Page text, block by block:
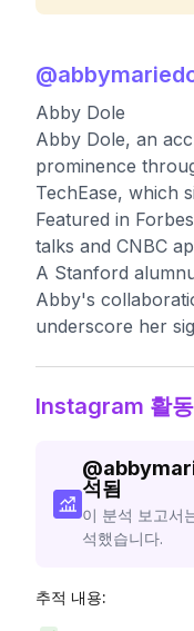
@
Abby Dole
Abby Dole, an
prominence
TechEase, which
Featured in
talks and CNBC
A Stanford
Abby's
underscore her
Instagram 활
@
석됨
이 분석 보고서
석했습니다.
추적 내용: